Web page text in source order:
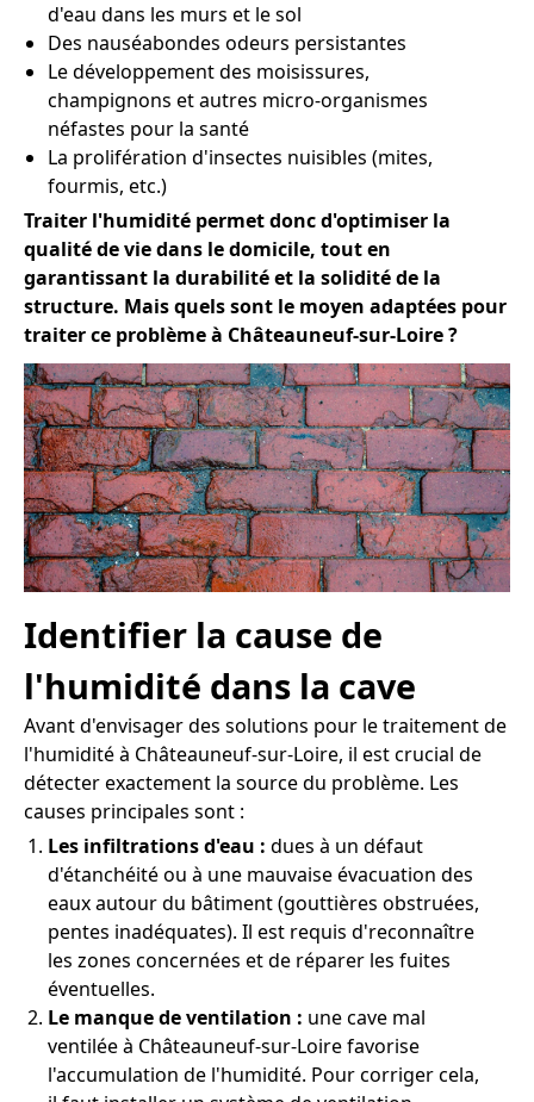
d'eau dans les murs et le sol
Des nauséabondes odeurs persistantes
Le développement des moisissures,
champignons et autres micro-organismes
néfastes pour la santé
La prolifération d'insectes nuisibles (mites,
fourmis, etc.)
Traiter l'humidité permet donc d'optimiser la
qualité de vie dans le domicile, tout en
garantissant la durabilité et la solidité de la
structure. Mais quels sont le moyen adaptées pour
traiter ce problème à Châteauneuf-sur-Loire ?
Identifier la cause de
l'humidité dans la cave
Avant d'envisager des solutions pour le traitement de
l'humidité à Châteauneuf-sur-Loire, il est crucial de
détecter exactement la source du problème. Les
causes principales sont :
Les infiltrations d'eau : dues à un défaut
d'étanchéité ou à une mauvaise évacuation des
eaux autour du bâtiment (gouttières obstruées,
pentes inadéquates). Il est requis d'reconnaître
les zones concernées et de réparer les fuites
éventuelles.
Le manque de ventilation : une cave mal
ventilée à Châteauneuf-sur-Loire favorise
l'accumulation de l'humidité. Pour corriger cela,